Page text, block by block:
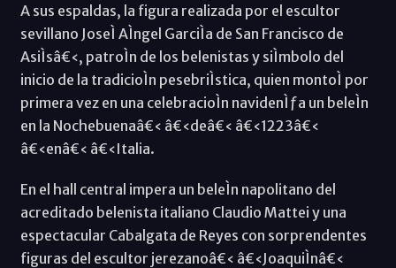
A sus espaldas, la figura realizada por el escultor
sevillano JoseÌ AÌngel GarciÌa de San Francisco de
AsiÌsâ€‹, patroÌn de los belenistas y siÌmbolo del
inicio de la tradicioÌn pesebriÌstica, quien montoÌ por
primera vez en una celebracioÌn navidenÌƒa un beleÌn
en la Nochebuenaâ€‹ â€‹deâ€‹ â€‹1223â€‹
â€‹enâ€‹ â€‹Italia.
En el hall central impera un beleÌn napolitano del
acreditado belenista italiano Claudio Mattei y una
espectacular Cabalgata de Reyes con sorprendentes
figuras del escultor jerezanoâ€‹ â€‹JoaquiÌnâ€‹